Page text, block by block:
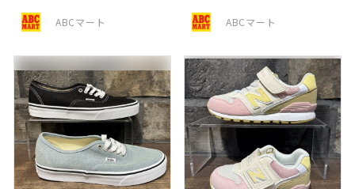
ABCマート ABCマート